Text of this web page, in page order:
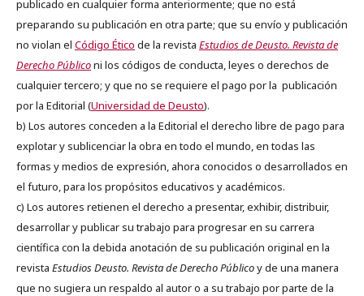
publicado en cualquier forma anteriormente; que no está
preparando su publicación en otra parte; que su envío y publicación
no violan el Código Ético de la revista Estudios de Deusto. Revista de
Derecho Públiconi los códigos de conducta, leyes o derechos de
cualquier tercero; y que no se requiere el pago por la publicación
por la Editorial (Universidad de Deusto).
b) Los autores conceden a la Editorial el derecho libre de pago para
explotar y sublicenciar la obra en todo el mundo, en todas las
formas y medios de expresión, ahora conocidos o desarrollados en
el futuro, para los propósitos educativos y académicos.
c) Los autores retienen el derecho a presentar, exhibir, distribuir,
desarrollar y publicar su trabajo para progresar en su carrera
científica con la debida anotación de su publicación original en la
revista Estudios Deusto. Revista de Derecho Públicoy de una manera
que no sugiera un respaldo al autor o a su trabajo por parte de la